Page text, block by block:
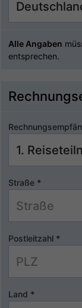
Alle Angaben
entsprechen.
Straße *
Postleitzahl *
Land *